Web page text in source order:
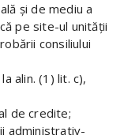
şi de mediu a
pe site-ul unităţii
consiliului
alin. (1) lit. c),
de credite;
administrativ-